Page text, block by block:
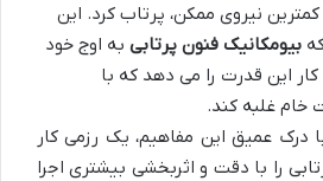
کمترین نیروی ممکن، پرتاب کرد. این
بیومکانیک فنون پرتابی به اوج خود
این قدرت را می دهد که با
خام غلبه کند.
درک عمیق این مفاهیم، یک رزمی کار
را با دقت و اثربخشی بیشتری اجرا